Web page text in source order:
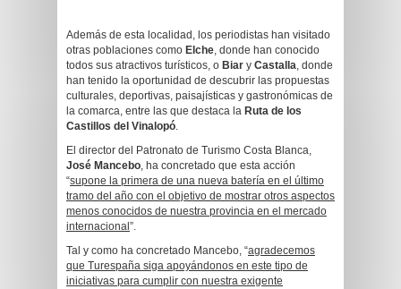
Además de esta localidad, los periodistas han visitado
otras poblaciones como Elche, donde han conocido
todos sus atractivos turísticos, o Biar y Castalla, donde
han tenido la oportunidad de descubrir las propuestas
culturales, deportivas, paisajísticas y gastronómicas de
la comarca, entre las que destaca la Ruta de los
Castillos del Vinalopó.
El director del Patronato de Turismo Costa Blanca,
José Mancebo, ha concretado que esta acción
“supone la primera de una nueva batería en el último
tramo del año con el objetivo de mostrar otros aspectos
menos conocidos de nuestra provincia en el mercado
internacional ”.
Tal y como ha concretado Mancebo, “agradecemos
que Turespaña siga apoyándonos en este tipo de
iniciativas para cumplir con nuestra exigente